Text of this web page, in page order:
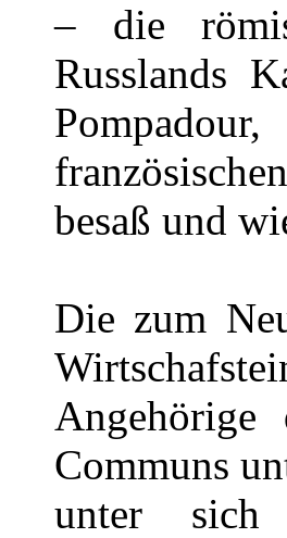
– die
Russlands
besaß und
Die zum
Communs
unter sich